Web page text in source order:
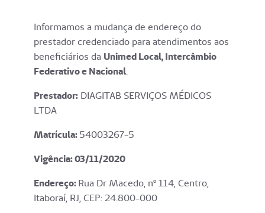
Informamos a mudança de endereço do
prestador credenciado para atendimentos aos
beneficiários da Unimed Local, Intercâmbio
Federativo e Nacional.
Prestador: DIAGITAB SERVIÇOS MÉDICOS
LTDA
Matrícula:54003267-5
Vigência: 03/11/2020
Endereço:Rua Dr Macedo, nº 114, Centro,
Itaboraí, RJ, CEP: 24.800-000